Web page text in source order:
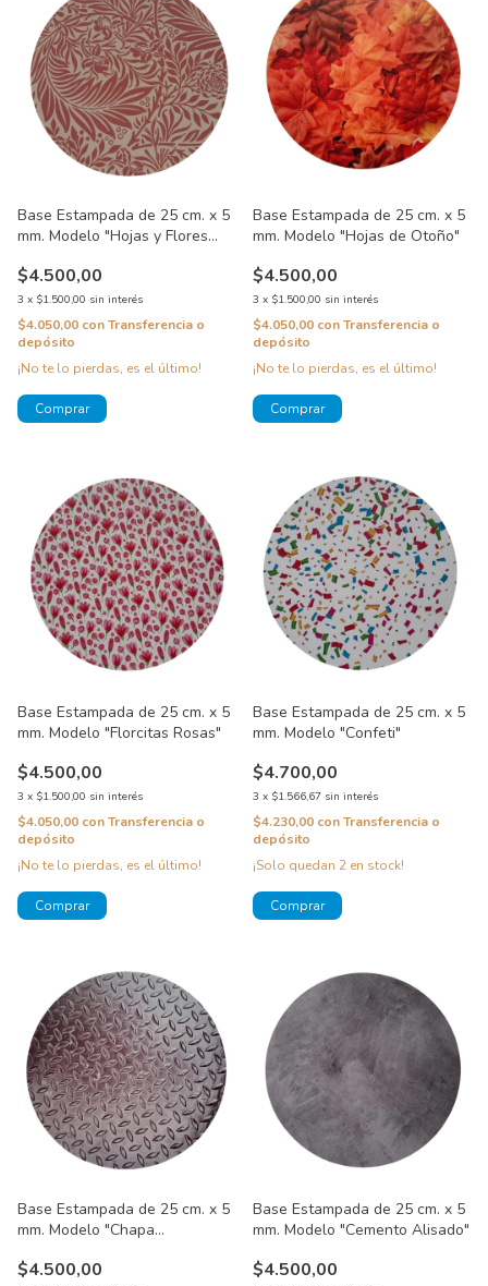
Base Estampada de 25 cm. x 5
mm. Modelo "Hojas y Flores
$4.500,00
3 x $1.500,00 sin interés
$4.050,00 conTransferencia o
depósito
¡No te lo pierdas, es el último!
Base Estampada de 25 cm. x 5
mm. Modelo "Hojas de Otoño"
$4.500,00
3 x $1.500,00 sin interés
$4.050,00 conTransferencia o
depósito
¡No te lo pierdas, es el último!
Base Estampada de 25 cm. x 5
mm. Modelo "Florcitas Rosas"
$4.500,00
3 x $1.500,00 sin interés
$4.050,00 conTransferencia o
depósito
¡No te lo pierdas, es el último!
Base Estampada de 25 cm. x 5
mm. Modelo "Confeti"
$4.700,00
3 x $1.566,67 sin interés
$4.230,00 conTransferencia o
depósito
¡Solo quedan 2 en stock!
Base Estampada de 25 cm. x 5
mm. Modelo "Chapa
$4.500,00
Base Estampada de 25 cm. x 5
mm. Modelo "Cemento Alisado"
$4.500,00